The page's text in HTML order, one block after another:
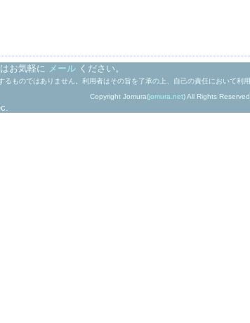
お気軽に メール ください。
ものではありません。利用者はその旨を了承の上、自己の責任において利用
Copyright Jomura(jomura.net) All Rights Reserved.